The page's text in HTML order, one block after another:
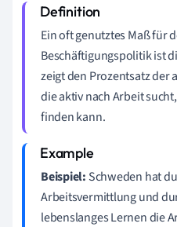
Ein oft genutztes Maß für
Beschäftigungspolitik ist
zeigt den Prozentsatz der
die aktiv nach Arbeit
finden kann.
Beispiel: Schweden hat
Arbeitsvermittlung und
lebenslanges Lernen die